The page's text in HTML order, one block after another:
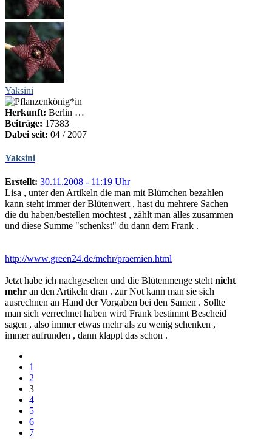
Yaksini
Herkunft: Berlin …
Beiträge: 17383
Dabei seit: 04 / 2007
Yaksini
Erstellt: 30.11.2008 - 11:19 Uhr
Lisa , unter den Artikeln die man mit Blümchen bezahlen
kann steht immer der Blütenwert , hast du mehrere Sachen
die du haben/bestellen möchtest , zählt man alles zusammen
und diese Summe "schenkst" du dann dem Frank .
http://www.green24.de/mehr/praemien.html
Jetzt habe ich nachgesehen und die Blütenmenge steht nicht
mehr an den Artikeln dran . zur Not kann man sie sich
ausrechnen an Hand der Vorgaben bei den Samen . Sollte
man sich verrechnet haben wird Frank bestimmt Bescheid
sagen , also immer etwas mehr als zu wenig schenken ,
immer aufrunden , dann klappt das schon .
1
2
3
4
5
6
7